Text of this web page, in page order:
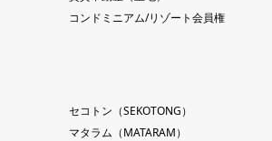
コンドミニアム/リゾート会員権
セコトン（SEKOTONG）
マタラム（MATARAM）